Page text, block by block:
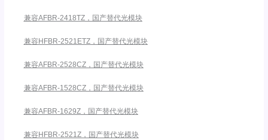
兼容AFBR-2418TZ，国产替代光模块
兼容HFBR-2521ETZ，国产替代光模块
兼容AFBR-2528CZ，国产替代光模块
兼容AFBR-1528CZ，国产替代光模块
兼容AFBR-1629Z，国产替代光模块
兼容HFBR-2521Z，国产替代光模块